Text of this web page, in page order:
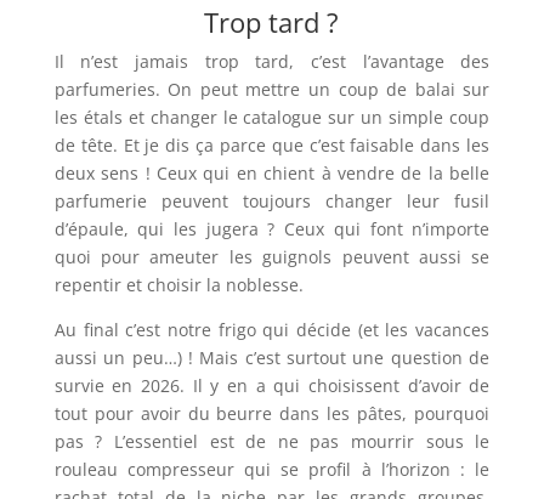
Trop tard ?
Il n’est jamais trop tard, c’est l’avantage des
parfumeries. On peut mettre un coup de balai sur
les étals et changer le catalogue sur un simple coup
de tête. Et je dis ça parce que c’est faisable dans les
deux sens ! Ceux qui en chient à vendre de la belle
parfumerie peuvent toujours changer leur fusil
d’épaule, qui les jugera ? Ceux qui font n’importe
quoi pour ameuter les guignols peuvent aussi se
repentir et choisir la noblesse.
Au final c’est notre frigo qui décide (et les vacances
aussi un peu…) ! Mais c’est surtout une question de
survie en 2026. Il y en a qui choisissent d’avoir de
tout pour avoir du beurre dans les pâtes, pourquoi
pas ? L’essentiel est de ne pas mourrir sous le
rouleau compresseur qui se profil à l’horizon : le